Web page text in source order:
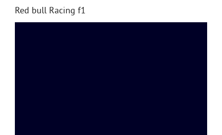
Red bull Racing f1